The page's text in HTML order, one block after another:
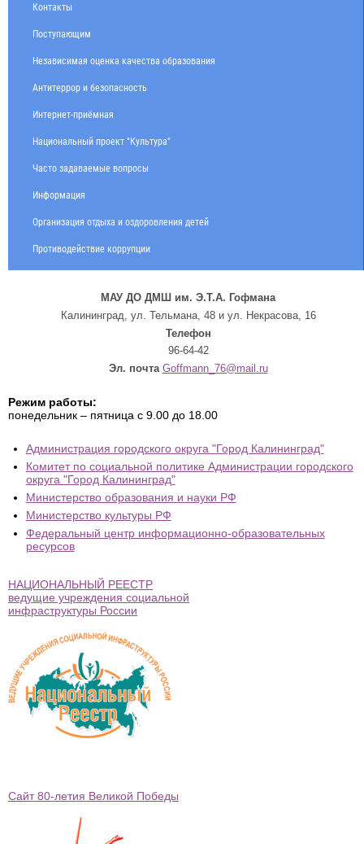
Контакты
Поступающим
Независимая оценка качества образования
Антитеррор и безопасность
Интернет-приёмная
Национальный проект "Культура"
Часто задаваемые вопросы
Информация
Организация отдыха и оздоровления детей
Противодействие коррупции
МАУ ДО ДМШ им. Э.Т.А. Гофмана
Калининград, ул. Тельмана, 48 и ул. Некрасова, 16
Телефон
96-64-42
Эл. почта Goffmann_76@mail.ru
Режим работы:
понедельник – пятница с 9.00 до 18.00
Администрация городского округа "Город Калининград"
Комитет по социальной политике Администрации городского
округа "Город Калининград"
Министерство образования и науки РФ
Министерство культуры РФ
Федеральный центр информационно-образовательных
ресурсов
НАЦИОНАЛЬНЫЙ РЕЕСТР
ведущие учреждения социальной
инфраструктуры России
Сайт 80-летия Великой Победы